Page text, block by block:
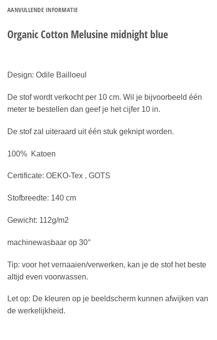
AANVULLENDE INFORMATIE
Organic Cotton Melusine midnight blue
Design: Odile Bailloeul
De stof wordt verkocht per 10 cm. Wil je bijvoorbeeld één
meter te bestellen dan geef je het cijfer 10 in.
De stof zal uiteraard uit één stuk geknipt worden.
100% Katoen
Certificate: OEKO-Tex , GOTS
Stofbreedte: 140 cm
Gewicht: 112g/m2
machinewasbaar op 30°
Tip: voor het vernaaien/verwerken, kan je de stof het beste
altijd even voorwassen.
Let op: De kleuren op je beeldscherm kunnen afwijken van
de werkelijkheid.